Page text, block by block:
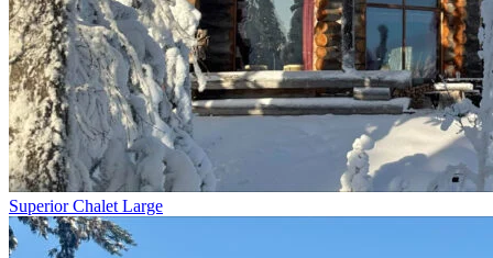
Superior Chalet Large